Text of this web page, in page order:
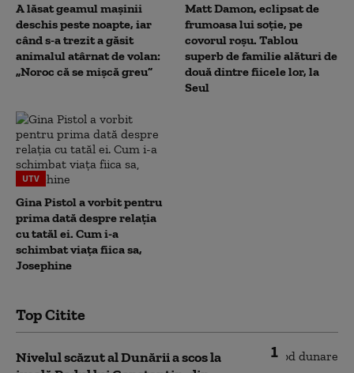
A lăsat geamul mașinii
deschis peste noapte, iar
când s-a trezit a găsit
animalul atârnat de volan:
„Noroc că se mișcă greu”
Matt Damon, eclipsat de
frumoasa lui soție, pe
covorul roșu. Tablou
superb de familie alături de
două dintre fiicele lor, la
Seul
UTV
Gina Pistol a vorbit pentru
prima dată despre relația
cu tatăl ei. Cum i-a
schimbat viața fiica sa,
Josephine
Top Citite
1
Nivelul scăzut al Dunării a scos la